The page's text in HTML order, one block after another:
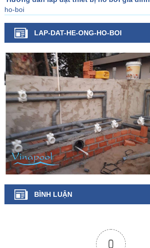
ho-boi
LAP-DAT-HE-ONG-HO-BOI
BÌNH LUẬN
0